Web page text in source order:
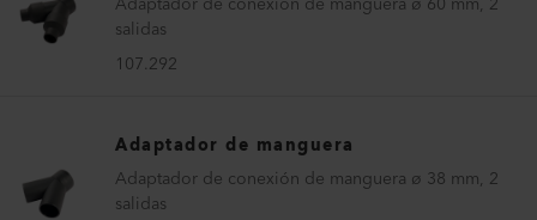
salidas
107.292
Adaptador de manguera
Adaptador de conexión de manguera ø 38 mm, 2
salidas